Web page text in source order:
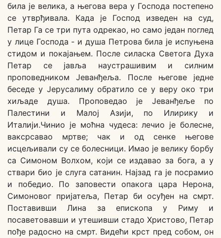
била је велика, а његова вера у Господа постепено
се утврђивала. Када је Господ изведен на суд,
Петар Га се три пута одрекао, но само један поглед
у лице Господа - и душа Петрова била је испуњена
стидом и покајањем. После силаска Светога Духа
Петар се јавља наустрашивим и силним
проповедником Јеванђеља. После његове једне
беседе у Јерусалиму обратило се у веру око три
хиљаде душа. Проповедао је Јеванђеље по
Палестини и Малој Азији, по Илирику и
Италији.Чинио је моћна чудеса: лечио је болесне,
ваксрсавао мртве; чак и од сенке његове
исцељивали су се болесници. Имао је велику борбу
са Симоном Волхом, који се издавао за бога, а у
ствари био је слуга сатанин. Најзад га је посрамио
и победио. По заповести опакога цара Нерона,
Симоновог пријатеља, Петар би осуђен на смрт.
Поставивши Лина за епископа у Риму и
посаветовавши и утешивши стадо Христово, Петар
пође радосно на смрт. Видећи крст пред собом, он